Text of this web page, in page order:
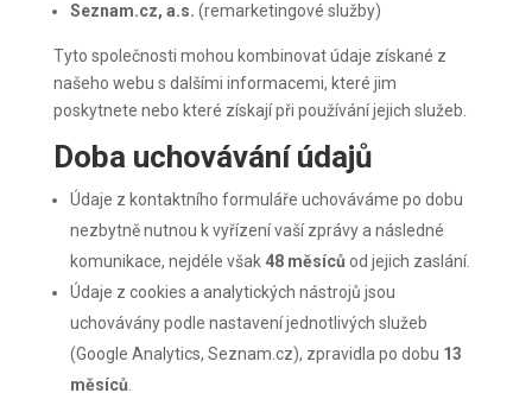
Seznam.cz, a.s. (remarketingové služby)
Tyto společnosti mohou kombinovat údaje získané z
našeho webu s dalšími informacemi, které jim
poskytnete nebo které získají při používání jejich služeb.
Doba uchovávání údajů
Údaje z kontaktního formuláře uchováváme po dobu
nezbytně nutnou k vyřízení vaší zprávy a následné
komunikace, nejdéle však 48 měsíců od jejich zaslání.
Údaje z cookies a analytických nástrojů jsou
uchovávány podle nastavení jednotlivých služeb
(Google Analytics, Seznam.cz), zpravidla po dobu 13
měsíců